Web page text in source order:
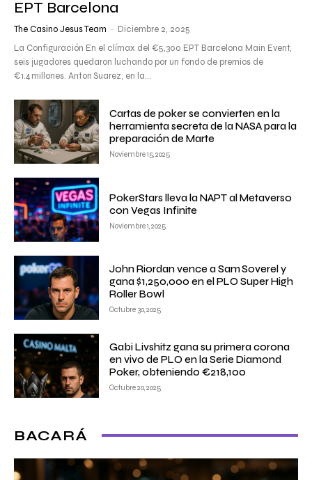
EPT Barcelona
The Casino Jesus Team - Diciembre 2, 2025
La Configuración En el clímax del €5,300 EPT Barcelona Main Event,
seis jugadores quedaron luchando por un fondo de premios de
€1.4 millones. Anton Suarez, en la...
Cartas de poker se convierten en la
herramienta secreta de la NASA para la
preparación de Marte
Noviembre 15, 2025
PokerStars lleva la NAPT al Metaverso
con Vegas Infinite
Noviembre 1, 2025
John Riordan vence a Sam Soverel y
gana $1,250,000 en el PLO Super High
Roller Bowl
Octubre 30, 2025
Gabi Livshitz gana su primera corona
en vivo de PLO en la Serie Diamond
Poker, obteniendo €218,100
Octubre 20, 2025
BACARÁ